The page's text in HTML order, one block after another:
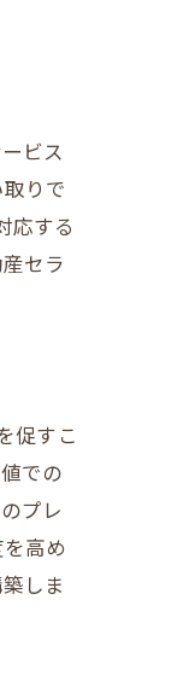
ビス
りで
応する
セラ
促すこ
での
プレ
高め
しま